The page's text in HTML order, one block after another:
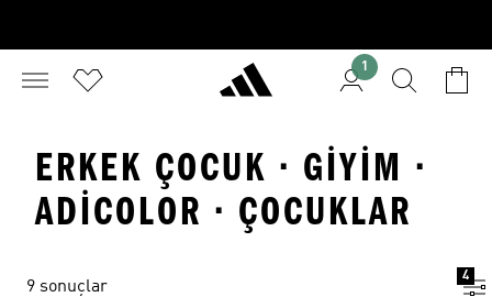
1
ERKEK ÇOCUK · GIYIM ·
ADICOLOR · ÇOCUKLAR
9 sonuçlar
4